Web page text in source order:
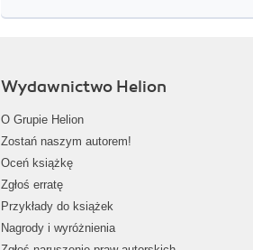
Wydawnictwo Helion
O Grupie Helion
Zostań naszym autorem!
Oceń książkę
Zgłoś erratę
Przykłady do książek
Nagrody i wyróżnienia